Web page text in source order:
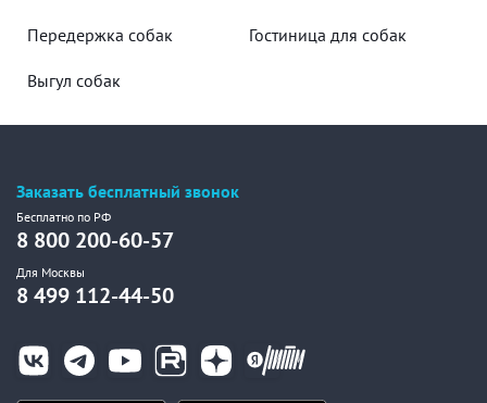
Передержка собак Гостиница для собак
Выгул собак
Заказать бесплатный звонок
Бесплатно по РФ
8 800 200-60-57
Для Москвы
8 499 112-44-50